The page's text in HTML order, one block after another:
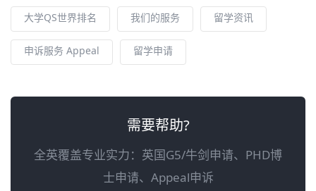
大学QS世界排名 我们的服务 留学资讯
申诉服务 Appeal 留学申请
需要帮助?
全英覆盖专业实力：英国G5/牛剑申请、PHD博
士申请、Appeal申诉